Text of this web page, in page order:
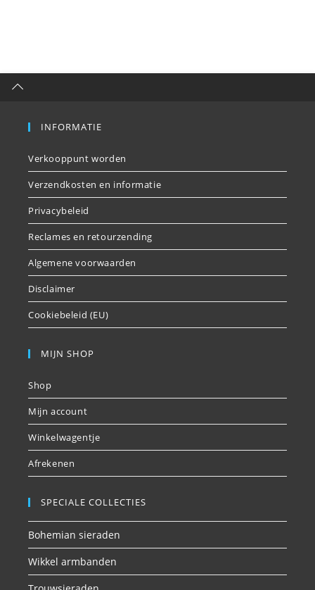
INFORMATIE
Verkooppunt worden
Verzendkosten en informatie
Privacybeleid
Reclames en retourzending
Algemene voorwaarden
Disclaimer
Cookiebeleid (EU)
MIJN SHOP
Shop
Mijn account
Winkelwagentje
Afrekenen
SPECIALE COLLECTIES
Bohemian sieraden
Wikkel armbanden